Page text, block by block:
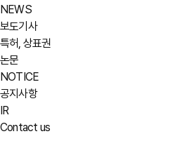
NEWS
보도기사
특허, 상표권
논문
NOTICE
공지사항
IR
Contact us